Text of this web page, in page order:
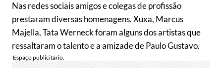
Nas redes sociais amigos e colegas de profissão
prestaram diversas homenagens. Xuxa, Marcus
Majella, Tata Werneck foram alguns dos artistas que
ressaltaram o talento e a amizade de Paulo Gustavo.